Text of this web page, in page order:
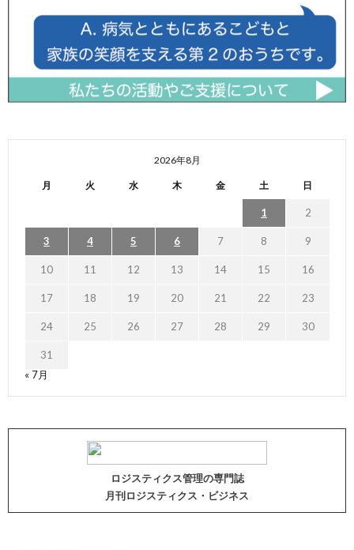
2026年8月
月 火 水 木 金 土 日
1 2
3 4 5 6 7 8 9
10 11 12 13 14 15 16
17 18 19 20 21 22 23
24 25 26 27 28 29 30
31
« 7月
ロジスティクス管理の専門誌
月刊ロジスティクス・ビジネス